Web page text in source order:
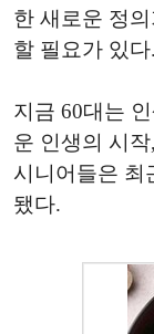
한 새로운 정
할 필요가 있다.
지금 60대는
운 인생의 시
시니어들은 최
됐다.